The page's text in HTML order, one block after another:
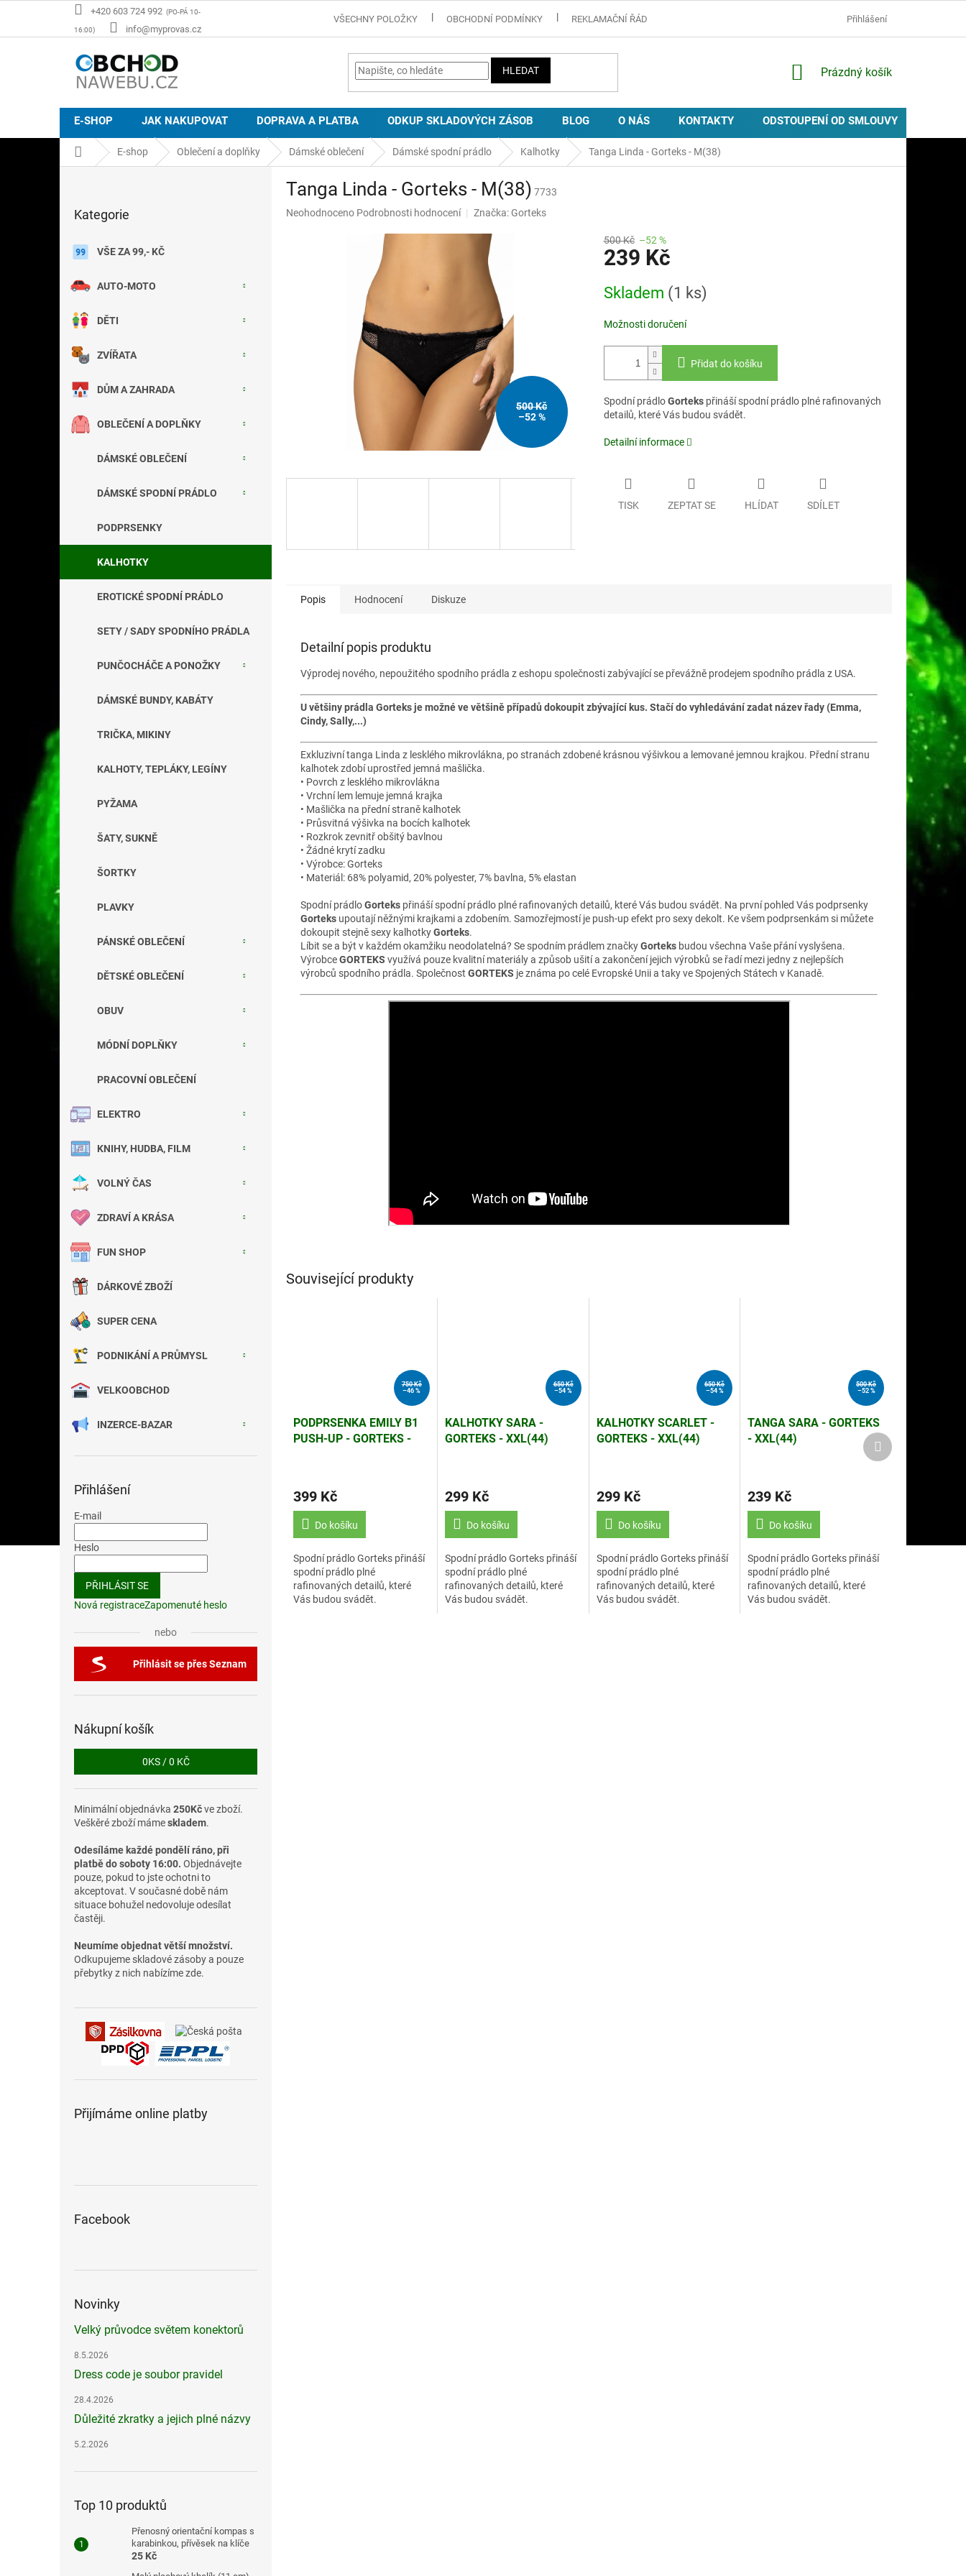
+420 603 724 992
info@myprovas.cz
VŠECHNY POLOŽKY OBCHODNÍ PODMÍNKY REKLAMAČNÍ ŘÁD ZÁSADY POUŽÍVÁNÍ COOKIES
Přihlášení
HLEDAT
NÁKUPNÍ
Prázdný košík
E-SHOP JAK NAKUPOVAT DOPRAVA A PLATBA ODKUP SKLADOVÝCH ZÁSOB BLOG O NÁS KONTAKTY ODSTOUPENÍ OD SMLOUVY
Domů E-shop Oblečení a doplňky Dámské oblečení Dámské spodní prádlo Kalhotky Tanga Linda - Gorteks - M(38)
kategorie
Kategorie
VŠE ZA 99,- KČ
AUTO-MOTO
DĚTI
ZVÍŘATA
DŮM A ZAHRADA
OBLEČENÍ A DOPLŇKY
DÁMSKÉ OBLEČENÍ
DÁMSKÉ SPODNÍ PRÁDLO
PODPRSENKY
KALHOTKY
EROTICKÉ SPODNÍ PRÁDLO
SETY / SADY SPODNÍHO PRÁDLA
PUNČOCHÁČE A PONOŽKY
DÁMSKÉ BUNDY, KABÁTY
TRIČKA, MIKINY
KALHOTY, TEPLÁKY, LEGÍNY
PYŽAMA
ŠATY, SUKNĚ
ŠORTKY
PLAVKY
PÁNSKÉ OBLEČENÍ
DĚTSKÉ OBLEČENÍ
OBUV
MÓDNÍ DOPLŇKY
PRACOVNÍ OBLEČENÍ
ELEKTRO
KNIHY, HUDBA, FILM
VOLNÝ ČAS
ZDRAVÍ A KRÁSA
FUN SHOP
DÁRKOVÉ ZBOŽÍ
SUPER CENA
PODNIKÁNÍ A PRŮMYSL
VELKOOBCHOD
INZERCE-BAZAR
Přihlášení
E-mail
Heslo
PŘIHLÁSIT SE
Nová registraceZapomenuté heslo
nebo
Přihlásit se přes Seznam
Nákupní košík
0KS /0 KČ
Minimální objednávka 250Kčve zboží.
Veškěré zboží mámeskladem.
Odesíláme každé pondělí ráno, při
platbě do soboty 16:00. Objednávejte
pouze, pokud to jste ochotni to
akceptovat. V současné době nám
situace bohužel nedovoluje odesílat
častěji.
Neumíme objednat větší množství.
Odkupujeme skladové zásoby a pouze
přebytky z nich nabízíme zde.
Přijímáme online platby
Facebook
Novinky
Velký průvodce světem konektorů
8.5.2026
Dress code je soubor pravidel
28.4.2026
Důležité zkratky a jejich plné názvy
5.2.2026
Top 10 produktů
Přenosný orientační kompas s
karabinkou, přívěsek na klíče
25 Kč
Tanga Linda - Gorteks - M(38) 7733
Průměrné
Neohodnoceno Podrobnosti hodnocení Značka: Gorteks
500 Kč
–52 %
500 Kč –52 %
239 Kč
cena:
Skladem (1 ks)
Možnosti doručení
Přidat do košíku
Spodní prádloGortekspřináší spodní prádlo plné rafinovaných
detailů, které Vás budou svádět.
Detailní informace
TISK ZEPTAT SE HLÍDAT SDÍLET
Popis Hodnocení Diskuze
Detailní popis produktu
Výprodej nového, nepoužitého spodního prádla z eshopu společnosti zabývající se převážně prodejem spodního prádla z USA.
U většiny prádla Gorteks je možné ve většině případů dokoupit zbývající kus. Stačí do vyhledávání zadat název řady (Emma,
Cindy, Sally,...)
Exkluzivní tanga Linda z lesklého mikrovlákna, po stranách zdobené krásnou výšivkou a lemované jemnou krajkou. Přední stranu
kalhotek zdobí uprostřed jemná mašlička.
• Povrch z lesklého mikrovlákna
• Vrchní lem lemuje jemná krajka
• Mašlička na přední straně kalhotek
• Průsvitná výšivka na bocích kalhotek
• Rozkrok zevnitř obšitý bavlnou
• Žádné krytí zadku
• Výrobce: Gorteks
• Materiál: 68% polyamid, 20% polyester, 7% bavlna, 5% elastan
Spodní prádloGorteks přináší spodní prádlo plné rafinovaných detailů, které Vás budou svádět. Na první pohled Vás podprsenky
Gorteks upoutají něžnými krajkami a zdobením. Samozřejmostí je push-up efekt pro sexy dekolt. Ke všem podprsenkám si můžete
dokoupit stejně sexy kalhotkyGorteks.
Líbit se a být v každém okamžiku neodolatelná? Se spodním prádlem značkyGorteks budou všechna Vaše přání vyslyšena.
VýrobceGORTEKS využívá pouze kvalitní materiály a způsob ušití a zakončení jejich výrobků se řadí mezi jedny z nejlepších
výrobců spodního prádla. Společnost GORTEKS je známa po celé Evropské Unii a taky ve Spojených Státech v Kanadě.
Související produkty
750 Kč
–46 %
PODPRSENKA EMILY B1
PUSH-UP - GORTEKS -
399 Kč
Do košíku
Spodní prádlo Gorteks přináší
spodní prádlo plné
rafinovaných detailů, které
Vás budou svádět.
650 Kč
–54 %
KALHOTKY SARA -
GORTEKS - XXL(44)
299 Kč
Do košíku
Spodní prádlo Gorteks přináší
spodní prádlo plné
rafinovaných detailů, které
Vás budou svádět.
650 Kč
–54 %
KALHOTKY SCARLET -
GORTEKS - XXL(44)
299 Kč
Do košíku
Spodní prádlo Gorteks přináší
spodní prádlo plné
rafinovaných detailů, které
Vás budou svádět.
500 Kč
–52 %
TANGA SARA - GORTEKS
- XXL(44)
239 Kč
Do košíku
Spodní prádlo Gorteks přináší
spodní prádlo plné
rafinovaných detailů, které
Vás budou svádět.
Další
produkt